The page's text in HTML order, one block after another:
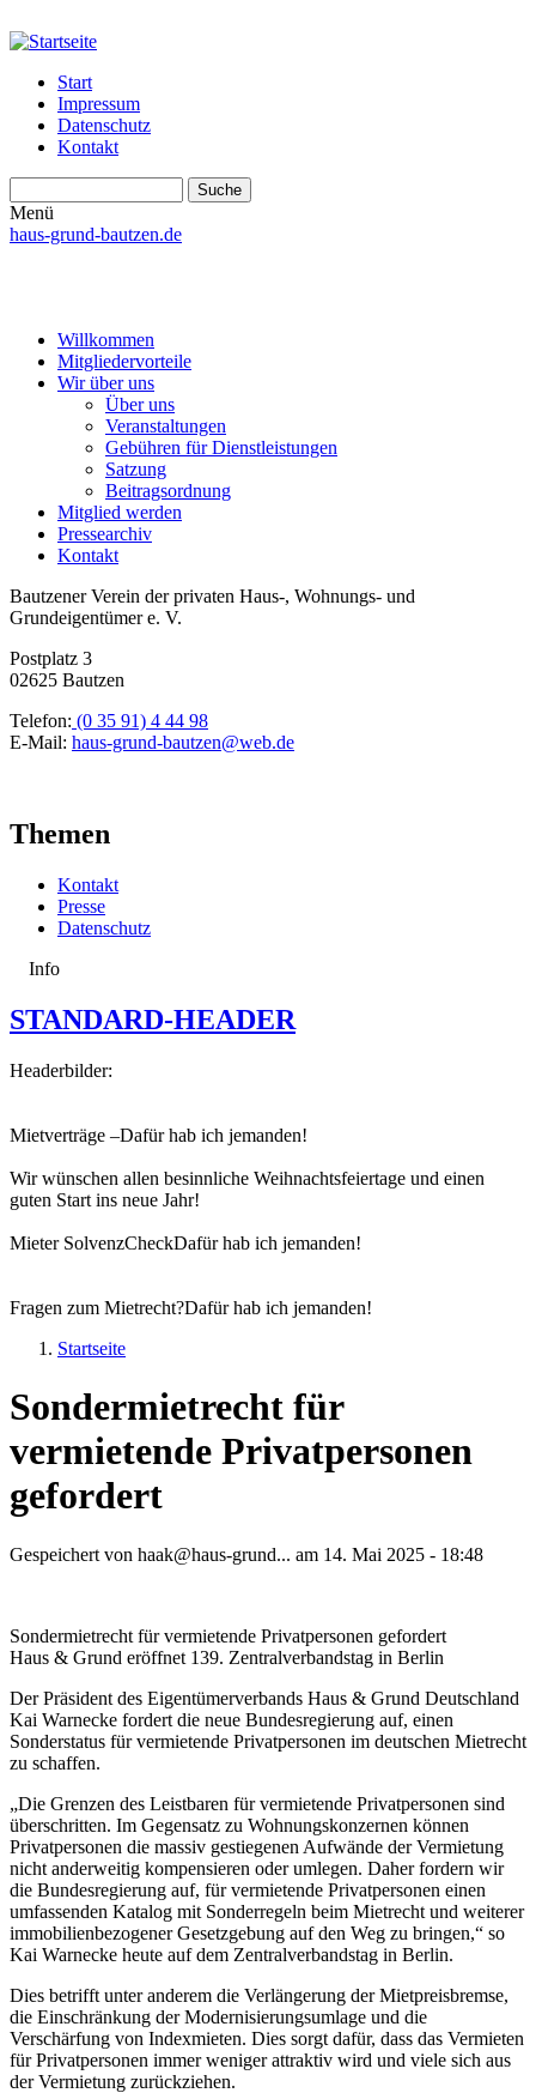
Start
Impressum
Datenschutz
Kontakt
Suchformular
Menü
haus-grund-bautzen.de
Willkommen
Mitgliedervorteile
Wir über uns
Über uns
Veranstaltungen
Gebühren für Dienstleistungen
Satzung
Beitragsordnung
Mitglied werden
Pressearchiv
Kontakt
Bautzener Verein der privaten Haus-, Wohnungs- und
Grundeigentümer e. V.
Postplatz 3
02625 Bautzen
Telefon: (0 35 91) 4 44 98
E-Mail: haus-grund-bautzen@web.de
Themen
Kontakt
Presse
Datenschutz
Info
STANDARD-HEADER
Headerbilder:
Mietverträge –Dafür hab ich jemanden!
Wir wünschen allen besinnliche Weihnachtsfeiertage und einen
guten Start ins neue Jahr!
Mieter SolvenzCheckDafür hab ich jemanden!
Fragen zum Mietrecht?Dafür hab ich jemanden!
Startseite
Sondermietrecht für
vermietende Privatpersonen
gefordert
Gespeichert von haak@haus-grund... am 14. Mai 2025 - 18:48
Sondermietrecht für vermietende Privatpersonen gefordert
Haus & Grund eröffnet 139. Zentralverbandstag in Berlin
Der Präsident des Eigentümerverbands Haus & Grund Deutschland
Kai Warnecke fordert die neue Bundesregierung auf, einen
Sonderstatus für vermietende Privatpersonen im deutschen Mietrecht
zu schaffen.
„Die Grenzen des Leistbaren für vermietende Privatpersonen sind
überschritten. Im Gegensatz zu Wohnungskonzernen können
Privatpersonen die massiv gestiegenen Aufwände der Vermietung
nicht anderweitig kompensieren oder umlegen. Daher fordern wir
die Bundesregierung auf, für vermietende Privatpersonen einen
umfassenden Katalog mit Sonderregeln beim Mietrecht und weiterer
immobilienbezogener Gesetzgebung auf den Weg zu bringen,“ so
Kai Warnecke heute auf dem Zentralverbandstag in Berlin.
Dies betrifft unter anderem die Verlängerung der Mietpreisbremse,
die Einschränkung der Modernisierungsumlage und die
Verschärfung von Indexmieten. Dies sorgt dafür, dass das Vermieten
für Privatpersonen immer weniger attraktiv wird und viele sich aus
der Vermietung zurückziehen.